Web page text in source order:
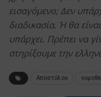
εισαγόμενο; Δεν
διαδικασία. Ή θα
υπάρχει. Πρέπει να
στηρίξουμε την
Αποστόλου